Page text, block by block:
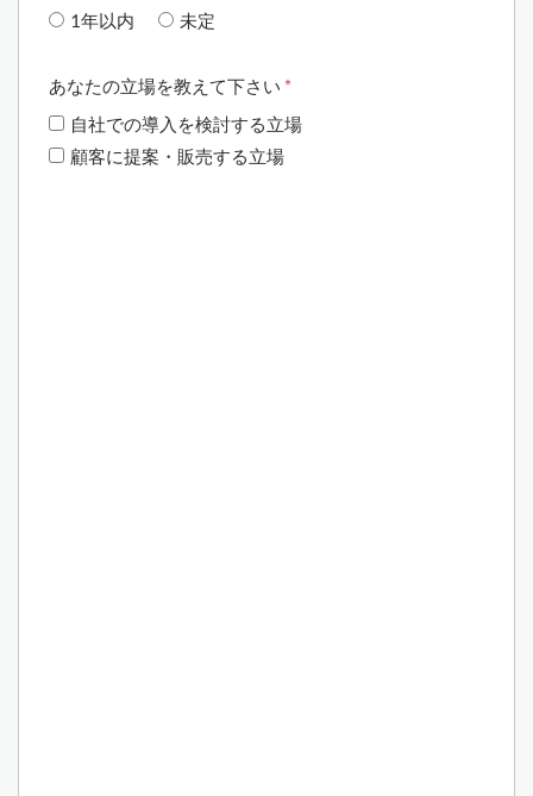
1年以内
未定
あなたの立場を教えて下さい *
自社での導入を検討する立場
顧客に提案・販売する立場